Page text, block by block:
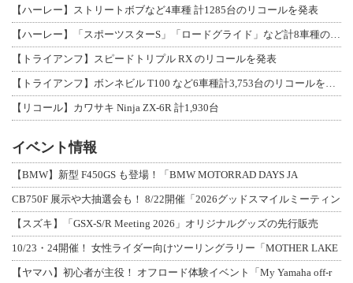
【ハーレー】ストリートボブなど4車種 計1285台のリコールを発表
【トライアンフ】スピードトリプル RX のリコールを発表
【リコール】カワサキ Ninja ZX-6R 計1,930台
イベント情報
【BMW】新型 F450GS も登場！「BMW MOTORRAD DAYS JA
CB750F 展示や大抽選会も！ 8/22開催「2026グッドスマイルミーティン
【スズキ】「GSX-S/R Meeting 2026」オリジナルグッズの先行販売
10/23・24開催！ 女性ライダー向けツーリングラリー「MOTHER LAKE
【ヤマハ】初心者が主役！ オフロード体験イベント「My Yamaha off-r